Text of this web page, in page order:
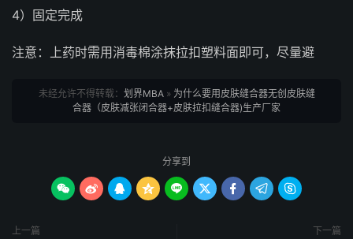
4）固定完成
注意：上药时需用消毒棉涂抹拉扣塑料面即可，尽量避
未经允许不得转载： 划界MBA» 为什么要用皮肤缝合器无创皮肤缝
合器（皮肤减张闭合器+皮肤拉扣缝合器)生产厂家
分享到
        
上一篇 下一篇